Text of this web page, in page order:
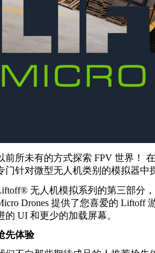
前所未有的方式探索 FPV 世界！
门针对微型无人机类别的模拟器中
无人机模拟系列的第三部分
Drones 提供了您喜爱的 Liftoff
的 UI 和更少的加载屏幕。
先体验